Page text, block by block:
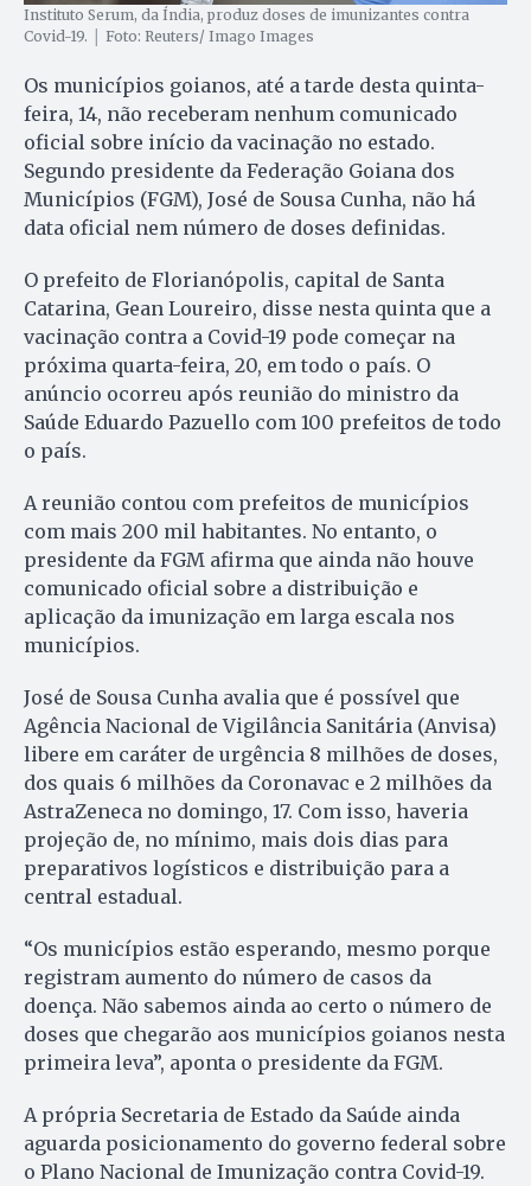
Instituto Serum, da Índia, produz doses de imunizantes contra
Covid-19. │ Foto: Reuters/ Imago Images
Os municípios goianos, até a tarde desta quinta-
feira, 14, não receberam nenhum comunicado
oficial sobre início da vacinação no estado.
Segundo presidente da Federação Goiana dos
Municípios (FGM), José de Sousa Cunha, não há
data oficial nem número de doses definidas.
O prefeito de Florianópolis, capital de Santa
Catarina, Gean Loureiro, disse nesta quinta que a
vacinação contra a Covid-19 pode começar na
próxima quarta-feira, 20, em todo o país. O
anúncio ocorreu após reunião do ministro da
Saúde Eduardo Pazuello com 100 prefeitos de todo
o país.
A reunião contou com prefeitos de municípios
com mais 200 mil habitantes. No entanto, o
presidente da FGM afirma que ainda não houve
comunicado oficial sobre a distribuição e
aplicação da imunização em larga escala nos
municípios.
José de Sousa Cunha avalia que é possível que
Agência Nacional de Vigilância Sanitária (Anvisa)
libere em caráter de urgência 8 milhões de doses,
dos quais 6 milhões da Coronavac e 2 milhões da
AstraZeneca no domingo, 17. Com isso, haveria
projeção de, no mínimo, mais dois dias para
preparativos logísticos e distribuição para a
central estadual.
“Os municípios estão esperando, mesmo porque
registram aumento do número de casos da
doença. Não sabemos ainda ao certo o número de
doses que chegarão aos municípios goianos nesta
primeira leva”, aponta o presidente da FGM.
A própria Secretaria de Estado da Saúde ainda
aguarda posicionamento do governo federal sobre
o Plano Nacional de Imunização contra Covid-19.